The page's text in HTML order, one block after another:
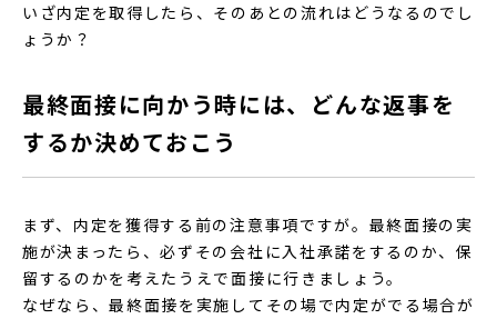
いざ内定を取得したら、そのあとの流れはどうなるのでし
ょうか？
最終面接に向かう時には、どんな返事を
するか決めておこう
まず、内定を獲得する前の注意事項ですが。最終面接の実
施が決まったら、必ずその会社に入社承諾をするのか、保
留するのかを考えたうえで面接に行きましょう。
なぜなら、最終面接を実施してその場で内定がでる場合が